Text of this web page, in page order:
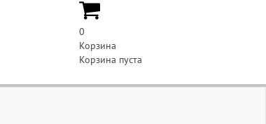
0
Корзина
Корзина пуста